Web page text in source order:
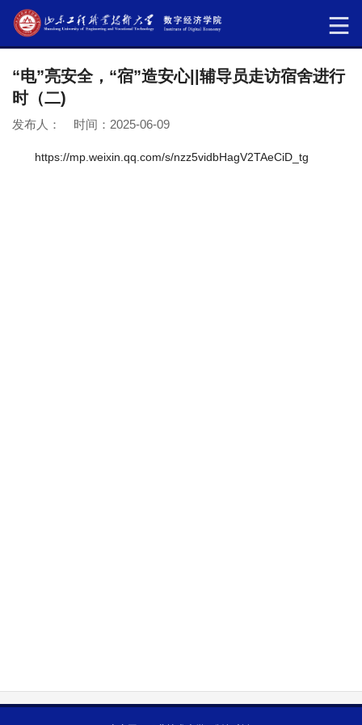
“电”亮安全，“宿”造安心||辅导员走访宿舍进行
时（二)
发布人： 时间：2025-06-09
https://mp.weixin.qq.com/s/nzz5vidbHagV2TAeCiD_tg